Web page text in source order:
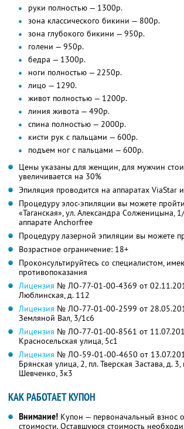
руки полностью — 1300р.
зона классического бикини — 800р.
зона глубокого бикини — 950р.
голени — 950р.
бедра — 1300р.
ноги полностью — 2250р.
лицо — 1290.
живот полностью — 1200р.
линия живота — 490р.
спина полностью — 2000р.
кисти рук с пальцами — 600р.
подъем ног с пальцами — 600р.
Цены указаны для женщин, для мужчин
увеличивается на 30%
Эпиляция проводится на аппаратах ViaStar
Процедуру элос-эпиляции вы можете
«Таганская», ул. Александра Солженицына,
аппарате Anchorfree
Процедуру лазерной эпиляции вы можете
Возрастное ограничение: 18+
Проконсультируйтесь со специалистом,
противопоказания
Лицензия № ЛО-77-01-00-4369 от
Люблинская, д. 112
Лицензия № ЛО-77-01-00-2599 от
Земляной Вал, 3/1с6
Лицензия № ЛО-77-01-00-8561 от
Красносельская улица, 5с1
Лицензия № ЛО-59-01-00-4650 от
Брянская улица, 2, пл. Тверская Застава, д.
Шевченко, 3к3
КАК РАБОТАЕТ КУПОН
Внимание! Купон — первоначальный взнос
стоимости. Оставшуюся стоимость